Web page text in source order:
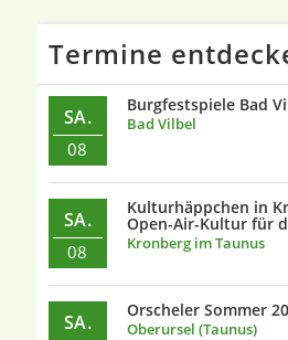
Termine
SA.
08
Burgfestspiele Bad
Bad Vilbel
SA.
08
Kulturhäppchen in
Open-Air-Kultur für
Kronberg im Taunus
SA.
Orscheler Sommer
Oberursel (Taunus)